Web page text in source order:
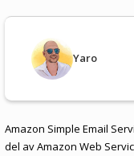
Yaro
Amazon Simple Email
del av Amazon Web